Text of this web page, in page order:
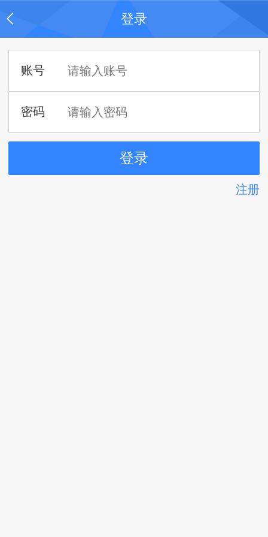
登录
注册